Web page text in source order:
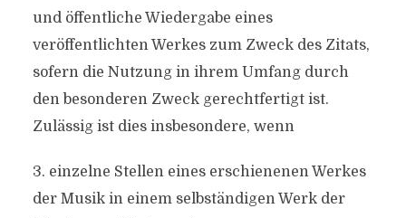
und öffentliche Wiedergabe eines
veröffentlichten Werkes zum Zweck des Zitats,
sofern die Nutzung in ihrem Umfang durch
den besonderen Zweck gerechtfertigt ist.
Zulässig ist dies insbesondere, wenn
3. einzelne Stellen eines erschienenen Werkes
der Musik in einem selbständigen Werk der